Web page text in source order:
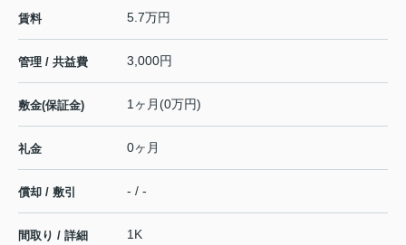
賃料 5.7万円
管理 / 共益費 3,000円
敷金(保証金) 1ヶ月(0万円)
礼金 0ヶ月
償却 / 敷引 - / -
間取り / 詳細
1K